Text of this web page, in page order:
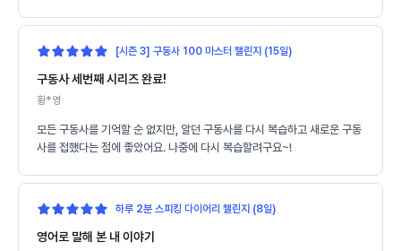
[시즌 3] 구동사 100 마스터 챌린지 (15일)
구동사 세번째 시리즈 완료!
황*영
모든 구동사를 기억할 순 없지만, 알던 구동사를 다시 복습하고 새로운 구동
사를 접했다는 점에 좋았어요. 나중에 다시 복습할려구요~!
하루 2분 스피킹 다이어리 챌린지 (8일)
영어로 말해 본 내 이야기